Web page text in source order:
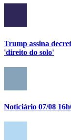
Trump assina
'direito do solo'
Noticiário 07/08